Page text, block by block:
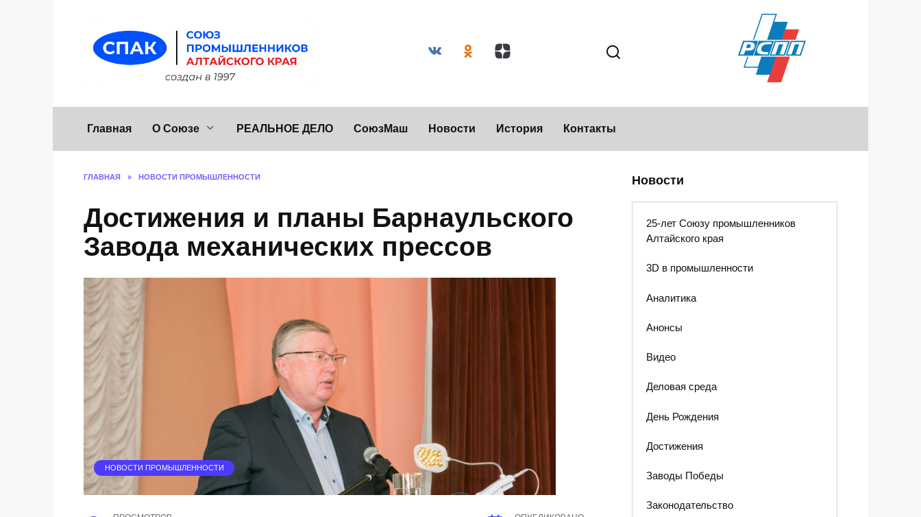
Главная О Союзе РЕАЛЬНОЕ ДЕЛО СоюзМаш Новости История Контакты
ГЛАВНАЯ » НОВОСТИ ПРОМЫШЛЕННОСТИ
Достижения и планы Барнаульского
Завода механических прессов
НОВОСТИ ПРОМЫШЛЕННОСТИ
Новости
25-лет Союзу промышленников
Алтайского края
3D в промышленности
Аналитика
Анонсы
Видео
Деловая среда
День Рождения
Достижения
Заводы Победы
Законодательство